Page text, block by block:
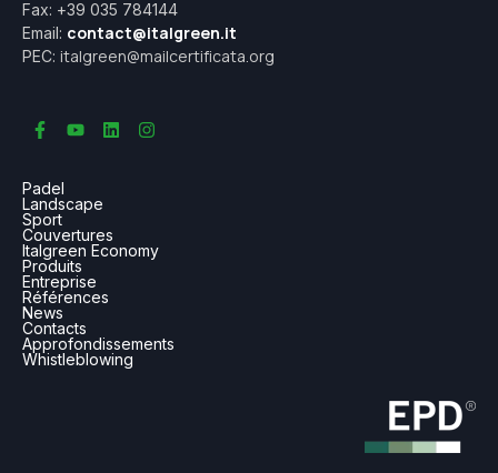
Fax: +39 035 784144
Email: contact@italgreen.it
PEC: italgreen@mailcertificata.org
Padel
Landscape
Sport
Couvertures
Italgreen Economy
Produits
Entreprise
Références
News
Contacts
Approfondissements
Whistleblowing